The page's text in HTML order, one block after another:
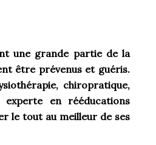
une grande partie de la
être prévenus et guéris.
chiropratique,
experte en rééducations
le tout au meilleur de ses